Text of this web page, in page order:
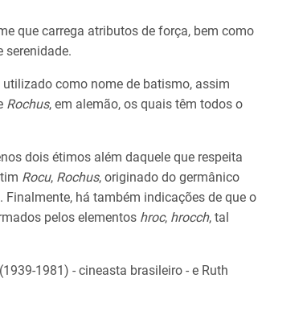
que carrega atributos de força, bem como
serenidade.
utilizado como nome de batismo, assim
Rochus, em alemão, os quais têm todos o
dois étimos além daquele que respeita
Rocu, Rochus, originado do germânico
Finalmente, há também indicações de que o
pelos elementos hroc, hrocch, tal
1981) - cineasta brasileiro - e Ruth